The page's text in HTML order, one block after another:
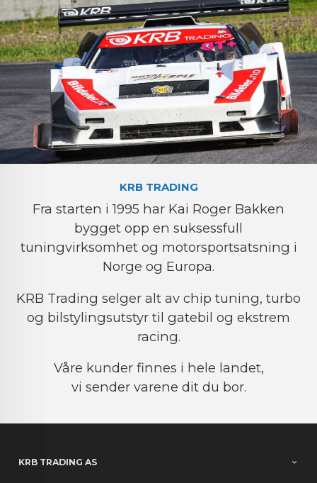
KRB TRADING
Fra starten i 1995 har Kai Roger Bakken
bygget opp en suksessfull
tuningvirksomhet og motorsportsatsning i
Norge og Europa.
KRB Trading selger alt av chip tuning, turbo
og bilstylingsutstyr til gatebil og ekstrem
racing.
Våre kunder finnes i hele landet,
vi sender varene dit du bor.
KRB TRADING AS